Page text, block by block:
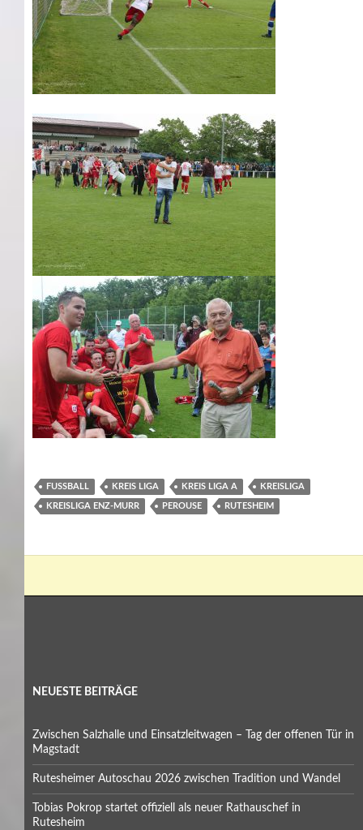
FUSSBALL KREIS LIGA KREIS LIGA A KREISLIGA
KREISLIGA ENZ-MURR PEROUSE RUTESHEIM
NEUESTE BEITRÄGE
Zwischen Salzhalle und Einsatzleitwagen – Tag der offenen Tür in
Magstadt
Rutesheimer Autoschau 2026 zwischen Tradition und Wandel
Tobias Pokrop startet offiziell als neuer Rathauschef in
Rutesheim